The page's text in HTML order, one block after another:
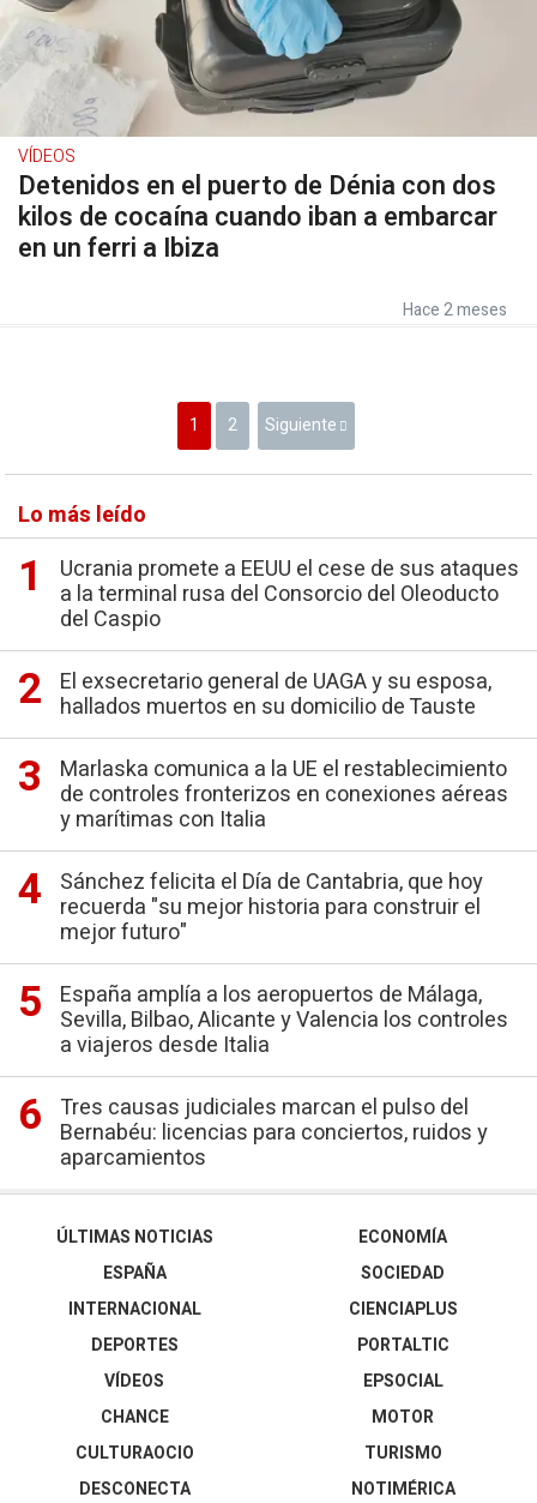
VÍDEOS
Detenidos en el puerto de Dénia con dos
kilos de cocaína cuando iban a embarcar
en un ferri a Ibiza
Hace 2 meses
1 2 Siguiente
Lo más leído
Ucrania promete a EEUU el cese de sus ataques
a la terminal rusa del Consorcio del Oleoducto
del Caspio
El exsecretario general de UAGA y su esposa,
hallados muertos en su domicilio de Tauste
Marlaska comunica a la UE el restablecimiento
de controles fronterizos en conexiones aéreas
y marítimas con Italia
Sánchez felicita el Día de Cantabria, que hoy
recuerda "su mejor historia para construir el
mejor futuro"
España amplía a los aeropuertos de Málaga,
Sevilla, Bilbao, Alicante y Valencia los controles
a viajeros desde Italia
Tres causas judiciales marcan el pulso del
Bernabéu: licencias para conciertos, ruidos y
aparcamientos
ÚLTIMAS NOTICIAS
ESPAÑA
INTERNACIONAL
DEPORTES
VÍDEOS
ECONOMÍA
SOCIEDAD
CIENCIAPLUS
PORTALTIC
EPSOCIAL
CHANCE
CULTURAOCIO
DESCONECTA
MOTOR
TURISMO
NOTIMÉRICA